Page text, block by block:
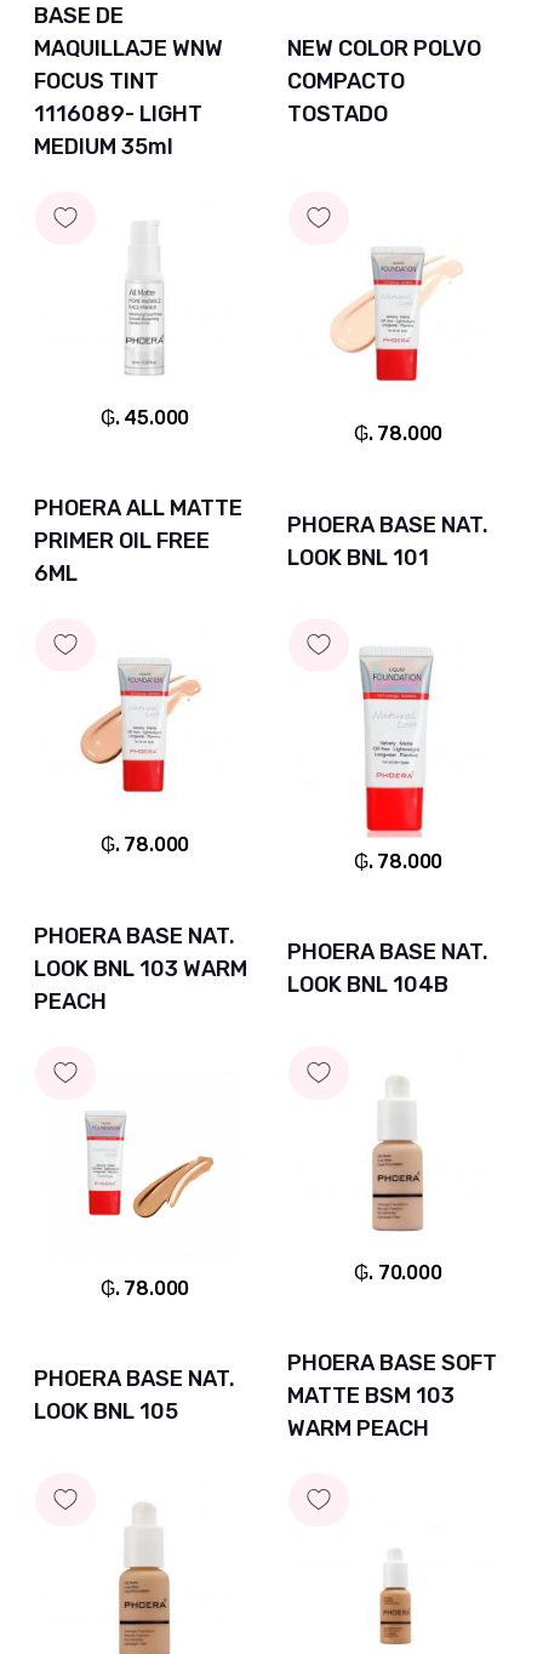
BASE DE
MAQUILLAJE WNW
FOCUS TINT
1116089- LIGHT
MEDIUM 35ml
NEW COLOR POLVO
COMPACTO
TOSTADO
₲. 45.000
PHOERA ALL MATTE
PRIMER OIL FREE
6ML
₲. 78.000
PHOERA BASE NAT.
LOOK BNL 101
₲. 78.000
PHOERA BASE NAT.
LOOK BNL 103 WARM
PEACH
₲. 78.000
PHOERA BASE NAT.
LOOK BNL 104B
₲. 78.000
PHOERA BASE NAT.
LOOK BNL 105
₲. 70.000
PHOERA BASE SOFT
MATTE BSM 103
WARM PEACH